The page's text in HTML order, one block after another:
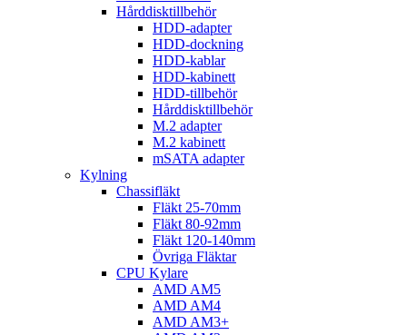
Hårddisktillbehör
HDD-adapter
HDD-dockning
HDD-kablar
HDD-kabinett
HDD-tillbehör
Hårddisktillbehör
M.2 adapter
M.2 kabinett
mSATA adapter
Kylning
Chassifläkt
Fläkt 25-70mm
Fläkt 80-92mm
Fläkt 120-140mm
Övriga Fläktar
CPU Kylare
AMD AM5
AMD AM4
AMD AM3+